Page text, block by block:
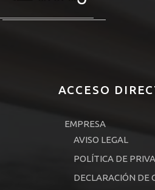
ACCESO
EMPRESA
AVISO LEGAL
POLÍTICA DE
DECLARACIÓN DE